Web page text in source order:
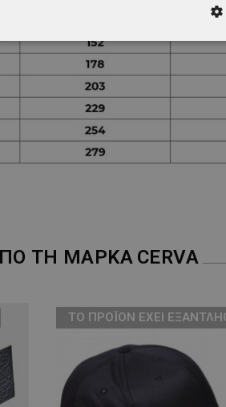
ΤΗ ΜΑΡΚΑ CERVA
ТΟ ΠΡΟΪΌΝ ΈΧΕΙ
ΑΠΟΛΎΤΩΣ ΑΠΑΡΑΊΤΗΤΑ
ΜΗ ΤΑΞΙΝΟΜΗΜΈΝΑ